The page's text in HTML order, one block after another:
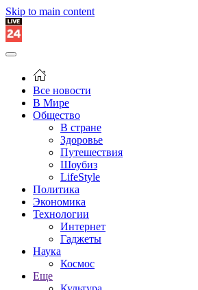
Skip to main content
Все новости
В Мире
Общество
В стране
Здоровье
Путешествия
Шоубиз
LifeStyle
Политика
Экономика
Технологии
Интернет
Гаджеты
Наука
Космос
Еще